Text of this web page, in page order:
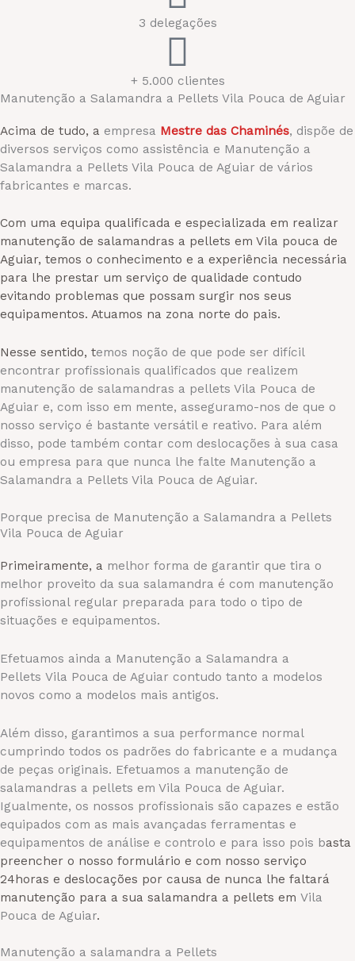
3 delegações
+ 5.000 clientes
Manutenção a Salamandra a Pellets Vila Pouca de Aguiar
Acima de tudo, a empresa Mestre das Chaminés, dispõe de
diversos serviços como assistência e Manutenção a
Salamandra a Pellets Vila Pouca de Aguiar de vários
fabricantes e marcas.
Com uma equipa qualificada e especializada em realizar
manutenção de salamandras a pellets em Vila pouca de
Aguiar, temos o conhecimento e a experiência necessária
para lhe prestar um serviço de qualidade contudo
evitando problemas que possam surgir nos seus
equipamentos. Atuamos na zona norte do pais.
Nesse sentido, temos noção de que pode ser difícil
encontrar profissionais qualificados que realizem
manutenção de salamandras a pellets Vila Pouca de
Aguiar e, com isso em mente, asseguramo-nos de que o
nosso serviço é bastante versátil e reativo. Para além
disso, pode também contar com deslocações à sua casa
ou empresa para que nunca lhe falte Manutenção a
Salamandra a Pellets Vila Pouca de Aguiar.
Porque precisa de Manutenção a Salamandra a Pellets
Vila Pouca de Aguiar
Primeiramente, a melhor forma de garantir que tira o
melhor proveito da sua salamandra é com manutenção
profissional regular preparada para todo o tipo de
situações e equipamentos.
Efetuamos ainda a Manutenção a Salamandra a
Pellets Vila Pouca de Aguiar contudo tanto a modelos
novos como a modelos mais antigos.
Além disso, garantimos a sua performance normal
cumprindo todos os padrões do fabricante e a mudança
de peças originais. Efetuamos a manutenção de
salamandras a pellets em Vila Pouca de Aguiar.
Igualmente, os nossos profissionais são capazes e estão
equipados com as mais avançadas ferramentas e
equipamentos de análise e controlo e para isso pois basta
preencher o nosso formulário e com nosso serviço
24horas e deslocações por causa de nunca lhe faltará
manutenção para a sua salamandra a pellets em Vila
Pouca de Aguiar.
Manutenção a salamandra a Pellets